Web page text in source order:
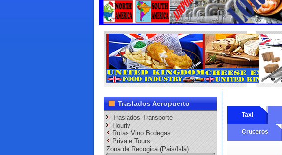
Traslados Aeropuerto
Traslados Transporte
Hourly
Rutas Vino Bodegas
Private Tours
Zona de Recogida (Pais/Isla)
Taxi
Cruceros